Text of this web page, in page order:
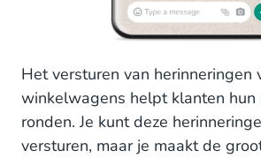
Het versturen van herinneringen
winkelwagens helpt klanten hun
ronden. Je kunt deze
versturen, maar je maakt de